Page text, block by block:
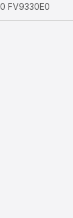
FV9330E0